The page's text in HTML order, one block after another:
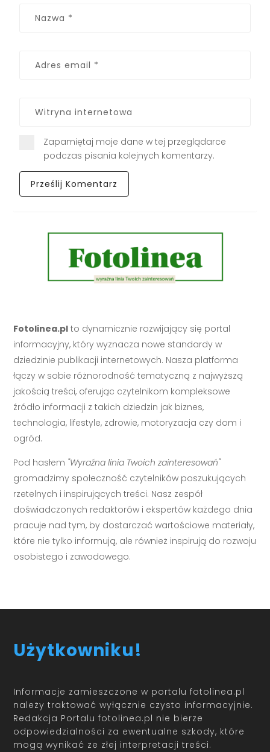
Zapamiętaj moje dane w tej przeglądarce
podczas pisania kolejnych komentarzy.
Fotolinea.pl to dynamicznie rozwijający się portal
informacyjny, który wyznacza nowe standardy w
dziedzinie publikacji internetowych. Nasza platforma
łączy w sobie różnorodność tematyczną z najwyższą
jakością treści, oferując czytelnikom kompleksowe
źródło informacji z takich dziedzin jak biznes,
technologia, lifestyle, zdrowie, motoryzacja czy dom i
ogród.
Pod hasłem "Wyraźna linia Twoich zainteresowań"
gromadzimy społeczność czytelników poszukujących
rzetelnych i inspirujących treści. Nasz zespół
doświadczonych redaktorów i ekspertów każdego dnia
pracuje nad tym, by dostarczać wartościowe materiały,
które nie tylko informują, ale również inspirują do rozwoju
osobistego i zawodowego.
Użytkowniku!
Informacje zamieszczone w portalu fotolinea.pl
należy traktować wyłącznie czysto informacyjnie.
Redakcja Portalu fotolinea.pl nie bierze
odpowiedzialności za ewentualne szkody, które
mogą wynikać ze złej interpretacji treści.